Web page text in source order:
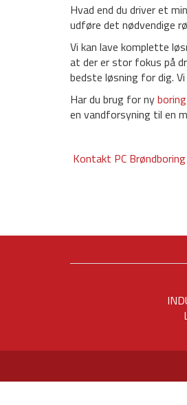
Hvad end du driver et
udføre det nødvendige
Vi kan lave komplette
at der er stor fokus på
bedste løsning for dig.
Har du brug for ny
en vandforsyning til en
Kontakt PC